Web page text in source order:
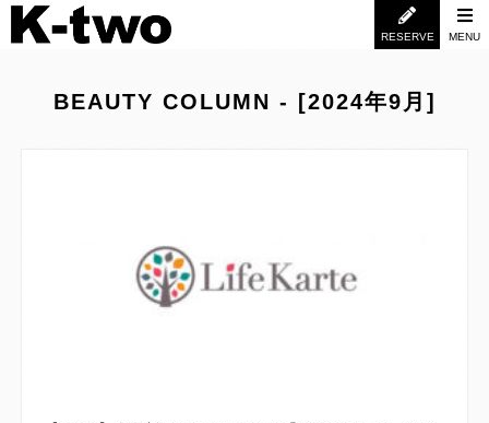
RESERVE MENU
BEAUTY COLUMN - [2024年9月]